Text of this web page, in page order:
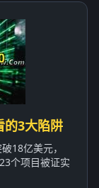
的3大陷阱
18亿美元，
个项目被证实